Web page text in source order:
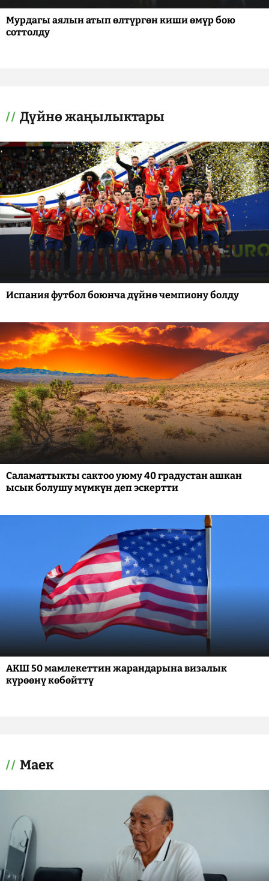
Мурдагы аялын атып өлтүргөн киши өмүр бою
соттолду
Дүйнө жаңылыктары
Испания футбол боюнча дүйнө чемпиону болду
Саламаттыкты сактоо уюму 40 градустан ашкан
ысык болушу мүмкүн деп эскертти
АКШ 50 мамлекеттин жарандарына визалык
күрөөнү көбөйттү
Маек